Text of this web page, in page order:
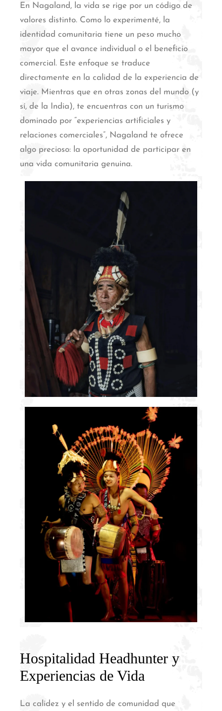
En Nagaland, la vida se rige por un código de
valores distinto. Como lo experimenté, la
identidad comunitaria tiene un peso mucho
mayor que el avance individual o el beneficio
comercial. Este enfoque se traduce
directamente en la calidad de la experiencia de
viaje. Mientras que en otras zonas del mundo (y
sí, de la India), te encuentras con un turismo
dominado por “experiencias artificiales y
relaciones comerciales”, Nagaland te ofrece
algo precioso: la oportunidad de participar en
una vida comunitaria genuina.
Hospitalidad Headhunter y
Experiencias de Vida
La calidez y el sentido de comunidad que